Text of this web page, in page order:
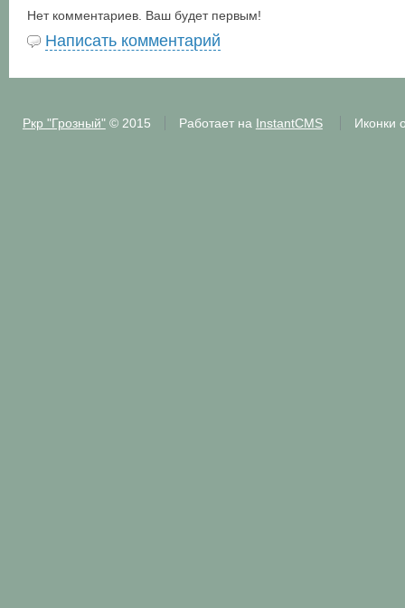
Нет комментариев. Ваш будет первым!
Написать комментарий
Ркр "Грозный"© 2015 Работает на InstantCMS Иконки